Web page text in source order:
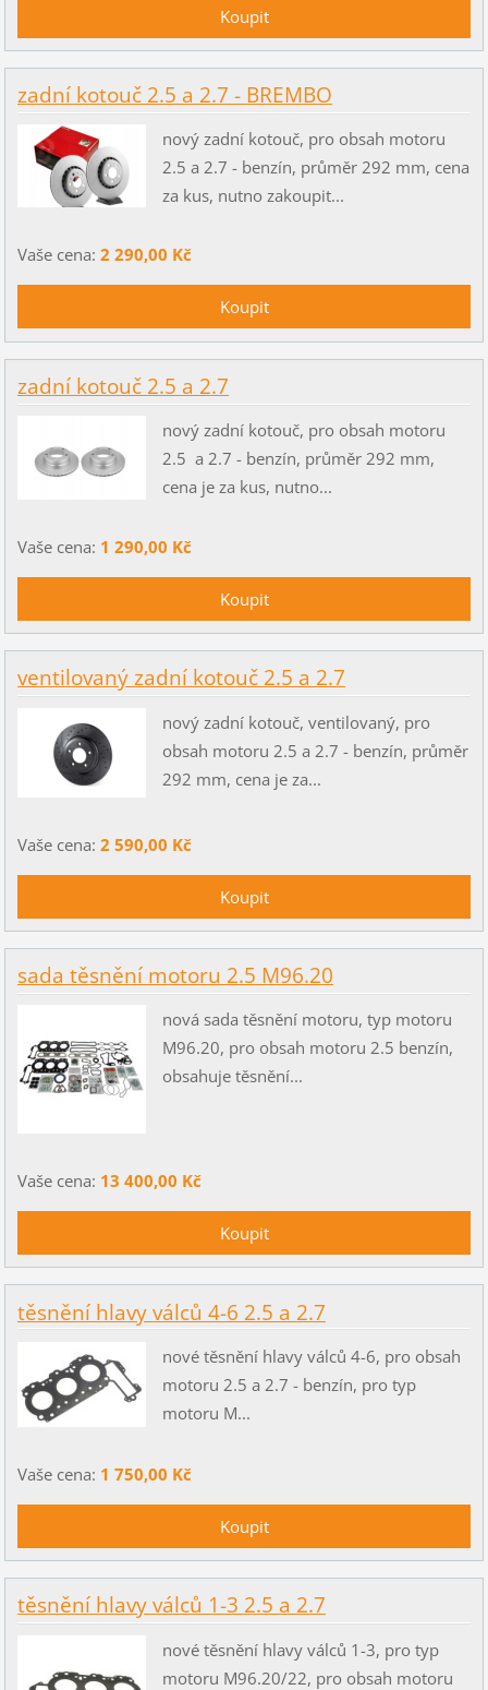
zadní kotouč 2.5 a 2.7 - BREMBO
nový zadní kotouč, pro obsah motoru
2.5 a 2.7 - benzín, průměr 292 mm, cena
za kus, nutno zakoupit...
Vaše cena: 2 290,00 Kč
zadní kotouč 2.5 a 2.7
nový zadní kotouč, pro obsah motoru
2.5 a 2.7 - benzín, průměr 292 mm,
cena je za kus, nutno...
Vaše cena: 1 290,00 Kč
ventilovaný zadní kotouč 2.5 a 2.7
nový zadní kotouč, ventilovaný, pro
obsah motoru 2.5 a 2.7 - benzín, průměr
292 mm, cena je za...
Vaše cena: 2 590,00 Kč
sada těsnění motoru 2.5 M96.20
nová sada těsnění motoru, typ motoru
M96.20, pro obsah motoru 2.5 benzín,
obsahuje těsnění...
Vaše cena: 13 400,00 Kč
těsnění hlavy válců 4-6 2.5 a 2.7
nové těsnění hlavy válců 4-6, pro obsah
motoru 2.5 a 2.7 - benzín, pro typ
motoru M...
Vaše cena: 1 750,00 Kč
těsnění hlavy válců 1-3 2.5 a 2.7
nové těsnění hlavy válců 1-3, pro typ
motoru M96.20/22, pro obsah motoru